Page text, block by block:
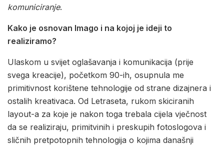
komuniciranje.
Kako je osnovan Imago i na kojoj je ideji to
realiziramo?
Ulaskom u svijet oglašavanja i komunikacija (prije
svega kreacije), početkom 90-ih, osupnula me
primitivnost korištene tehnologije od strane dizajnera i
ostalih kreativaca. Od Letraseta, rukom skiciranih
layout-a za koje je nakon toga trebala cijela vječnost
da se realiziraju, primitvinih i preskupih fotoslogova i
sličnih pretpotopnih tehnologija o kojima današnji